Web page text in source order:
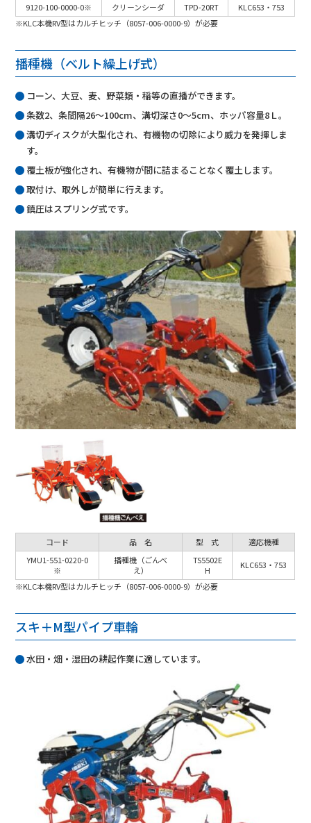
9120-100-0000-0※
クリーンシーダ TPD-20RT
KLC653・753
※KLC本機RV型はカルチヒッチ（8057-006-0000-9）が必要
播種機（ベルト繰上げ式）
コーン、大豆、麦、野菜類・稲等の直播ができます。
条数2、条間隔26～100cm、溝切深さ0～5cm、ホッパ容量8Ｌ。
溝切ディスクが大型化され、有機物の切除により威力を発揮しま
す。
覆土板が強化され、有機物が間に詰まることなく覆土します。
取付け、取外しが簡単に行えます。
鎮圧はスプリング式です。
コード 品 名 型 式
適応機種
YMU1-551-0220-0
※
播種機（ごんべ
え）
TS5502E
H
KLC653・753
※KLC本機RV型はカルチヒッチ（8057-006-0000-9）が必要
スキ＋M型パイプ車輪
水田・畑・湿田の耕起作業に適しています。